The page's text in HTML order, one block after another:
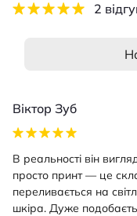
2
Віктор Зуб
В реальності він
просто принт — це
переливається на
шкіра. Дуже